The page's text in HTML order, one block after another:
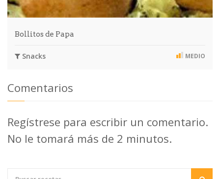
Bollitos de Papa
Snacks MEDIO
Comentarios
Regístrese para escribir un comentario.
No le tomará más de 2 minutos.